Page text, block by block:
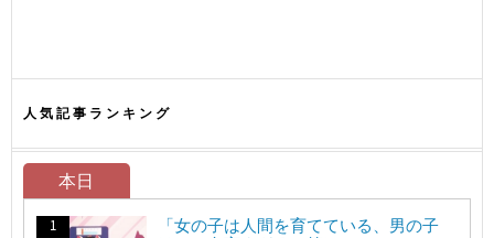
人気記事ランキング
本日
「女の子は人間を育てている、男の子